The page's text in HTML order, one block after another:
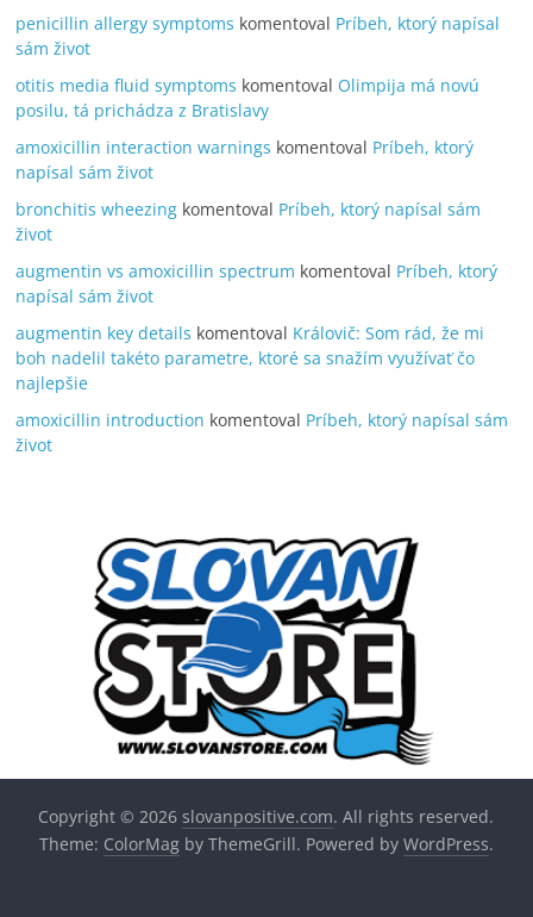
penicillin allergy symptoms komentoval Príbeh, ktorý napísal
sám život
otitis media fluid symptoms komentoval Olimpija má novú
posilu, tá prichádza z Bratislavy
amoxicillin interaction warnings komentoval Príbeh, ktorý
napísal sám život
bronchitis wheezing komentoval Príbeh, ktorý napísal sám
život
augmentin vs amoxicillin spectrum komentoval Príbeh, ktorý
napísal sám život
augmentin key details komentoval Královič: Som rád, že mi
boh nadelil takéto parametre, ktoré sa snažím využívať čo
najlepšie
amoxicillin introduction komentoval Príbeh, ktorý napísal sám
život
Copyright © 2026slovanpositive.com. All rights reserved.
Theme: ColorMagby ThemeGrill. Powered by WordPress.